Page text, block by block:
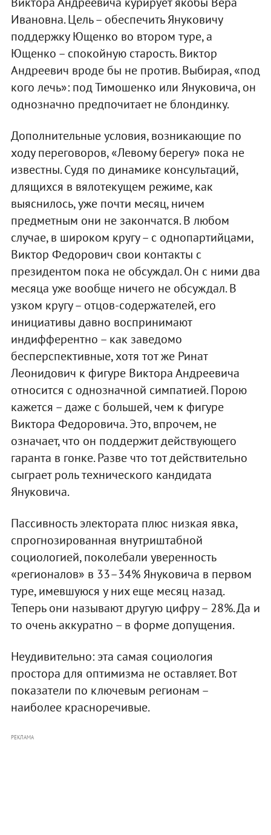
Ивановна. Цель – обеспечить Януковичу
поддержку Ющенко во втором туре, а
Ющенко – спокойную старость. Виктор
Андреевич вроде бы не против. Выбирая, «под
кого лечь»: под Тимошенко или Януковича, он
однозначно предпочитает не блондинку.
Дополнительные условия, возникающие по
ходу переговоров, «Левому берегу» пока не
известны. Судя по динамике консультаций,
длящихся в вялотекущем режиме, как
выяснилось, уже почти месяц, ничем
предметным они не закончатся. В любом
случае, в широком кругу – с однопартийцами,
Виктор Федорович свои контакты с
президентом пока не обсуждал. Он с ними два
месяца уже вообще ничего не обсуждал. В
узком кругу – отцов-содержателей, его
инициативы давно воспринимают
индифферентно – как заведомо
бесперспективные, хотя тот же Ринат
Леонидович к фигуре Виктора Андреевича
относится с однозначной симпатией. Порою
кажется – даже с большей, чем к фигуре
Виктора Федоровича. Это, впрочем, не
означает, что он поддержит действующего
гаранта в гонке. Разве что тот действительно
сыграет роль технического кандидата
Януковича.
Пассивность электората плюс низкая явка,
спрогнозированная внутриштабной
социологией, поколебали уверенность
«регионалов» в 33–34% Януковича в первом
туре, имевшуюся у них еще месяц назад.
Теперь они называют другую цифру – 28%. Да и
то очень аккуратно – в форме допущения.
Неудивительно: эта самая социология
простора для оптимизма не оставляет. Вот
показатели по ключевым регионам –
наиболее красноречивые.
РЕКЛАМА